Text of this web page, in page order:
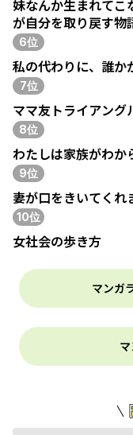
妹なんか生まれてこ
が自分を取り戻す物
6位
私の代わりに、誰
7位
ママ友トライアング
8位
わたしは家族がわか
9位
妻が口をきいてくれ
10位
女社会の歩き方
マンガ